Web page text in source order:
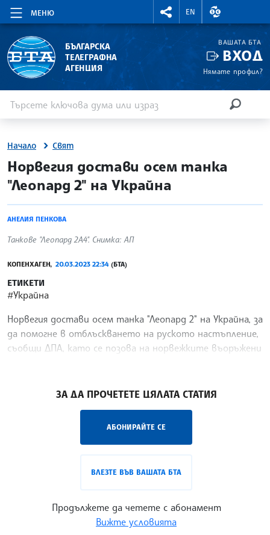
МЕНЮ
RIGHTMENU.SOCIAL
EN
ВАЛУТНИ
БЪЛГАРСКА
ТЕЛЕГРАФНА
АГЕНЦИЯ
ВАШАТА БТА
ВХОД
Нямате профил?
Начало Свят
site.bta
Норвегия достави осем танка
"Леопард 2" на Украйна
АНЕЛИЯ ПЕНКОВА
Tанкове "Леопард 2А4". Снимка: АП
КОПЕНХАГЕН, 20.03.2023 22:34 (БТА)
ЕТИКЕТИ
#Украйна
Норвегия достави осем танка "Леопард 2" на Украйна, за
да помогне в отблъскването на руското настъпление,
съобщи ДПА, като се позова на норвежките въоръжени
ЗА ДА ПРОЧЕТЕТЕ ЦЯЛАТА СТАТИЯ
АБОНИРАЙТЕ СЕ
ВЛЕЗТЕ ВЪВ ВАШАТА БТА
Продължете да четете с абонамент
Вижте условията